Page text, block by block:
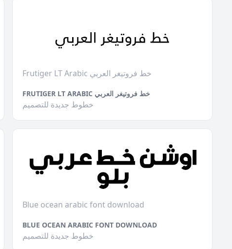
Frutiger LT Arabic خط فروتيغر العربي
FRUTIGER LT ARABIC خط فروتيغر العربي
خطوط جديدة للتصميم
Blue ocean arabic font download
BLUE OCEAN ARABIC FONT DOWNLOAD
خطوط جديدة للتصميم